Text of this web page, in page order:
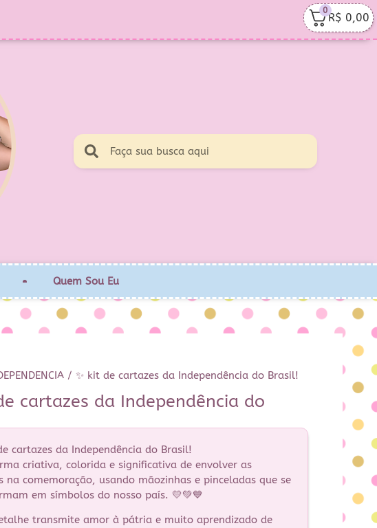
0
R$ 0,00
Quem Sou Eu
/ ✨ kit de cartazes da Independência do Brasil!
cartazes da Independência do
cartazes da Independência do Brasil!
criativa, colorida e significativa de envolver as
na comemoração, usando mãozinhas e pinceladas que se
em símbolos do nosso país. 💛💚💙
transmite amor à pátria e muito aprendizado de